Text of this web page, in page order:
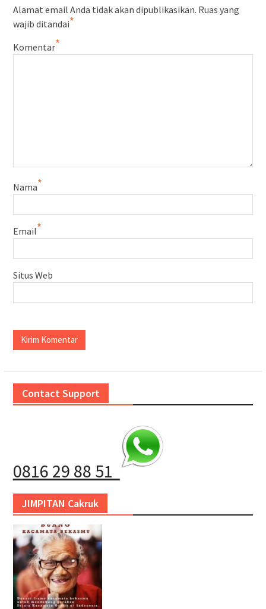
Alamat email Anda tidak akan dipublikasikan. Ruas yang
wajib ditandai*
Komentar*
Nama*
Email*
Situs Web
Contact Support
0816 29 88 51
JIMPITAN Cakruk